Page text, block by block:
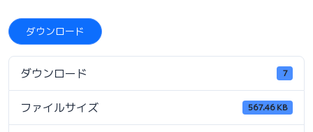
ダウンロード
ダウンロード 7
ファイルサイズ 567.46 KB